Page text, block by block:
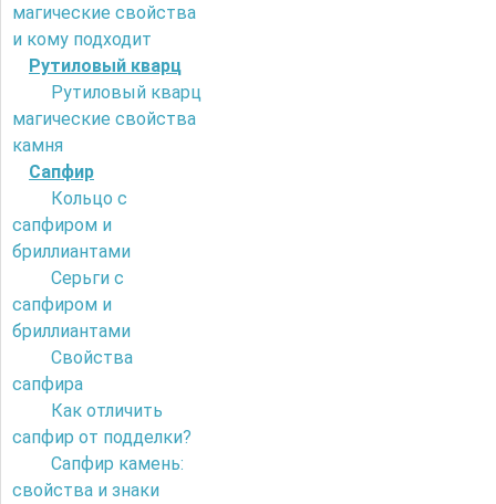
магические свойства
и кому подходит
Рутиловый кварц
Рутиловый кварц
магические свойства
камня
Сапфир
Кольцо с
сапфиром и
бриллиантами
Серьги с
сапфиром и
бриллиантами
Свойства
сапфира
Как отличить
сапфир от подделки?
Сапфир камень:
свойства и знаки